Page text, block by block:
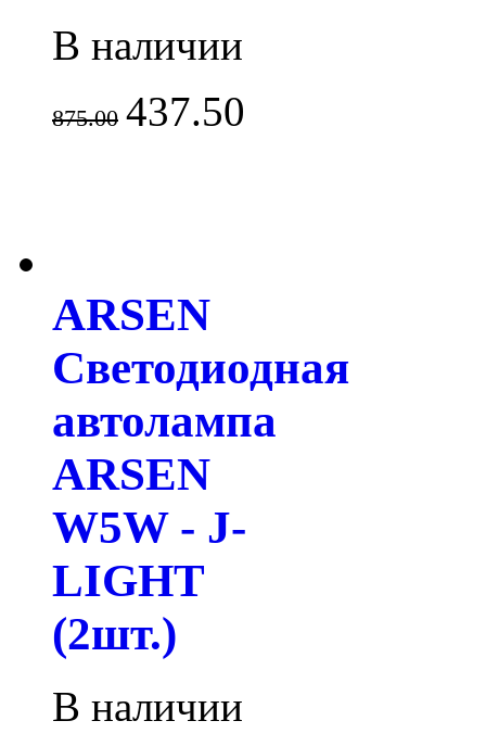
В наличии
875.00 437.50
ARSEN
Светодиодная
автолампа
ARSEN
W5W - J-
LIGHT
(2шт.)
В наличии